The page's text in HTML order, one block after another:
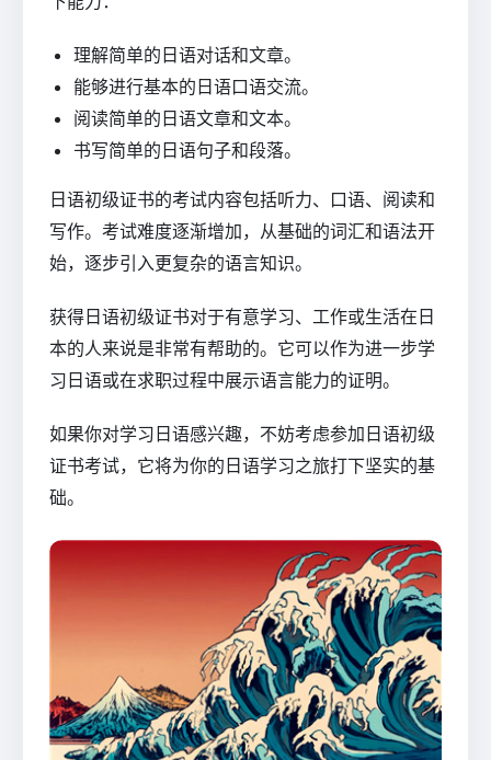
理解简单的日语对话和文章。
能够进行基本的日语口语交流。
阅读简单的日语文章和文本。
书写简单的日语句子和段落。
日语初级证书的考试内容包括听力、口语、阅读和
写作。考试难度逐渐增加，从基础的词汇和语法开
始，逐步引入更复杂的语言知识。
获得日语初级证书对于有意学习、工作或生活在日
本的人来说是非常有帮助的。它可以作为进一步学
习日语或在求职过程中展示语言能力的证明。
如果你对学习日语感兴趣，不妨考虑参加日语初级
证书考试，它将为你的日语学习之旅打下坚实的基
础。